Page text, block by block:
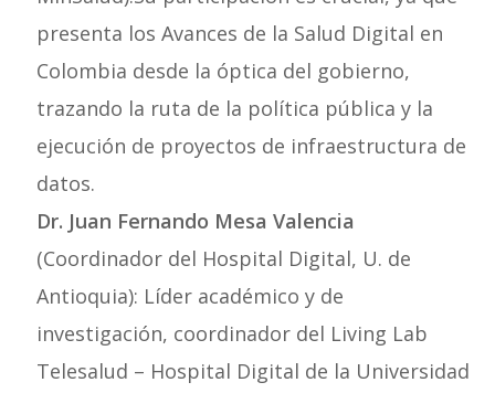
presenta los Avances de la Salud Digital en
Colombia desde la óptica del gobierno,
trazando la ruta de la política pública y la
ejecución de proyectos de infraestructura de
datos.
Dr. Juan Fernando Mesa Valencia
(Coordinador del Hospital Digital, U. de
Antioquia): Líder académico y de
investigación, coordinador del Living Lab
Telesalud – Hospital Digital de la Universidad